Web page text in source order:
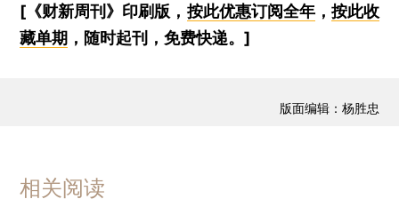
[《财新周刊》印刷版， 按此优惠订阅全年， 按此收
藏单期 ，随时起刊，免费快递。]
版面编辑：杨胜忠
相关阅读